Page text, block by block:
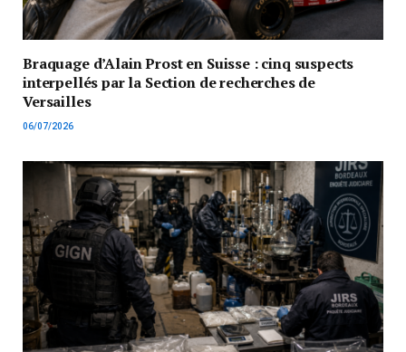
Braquage d’Alain Prost en Suisse : cinq suspects
interpellés par la Section de recherches de
Versailles
06/07/2026